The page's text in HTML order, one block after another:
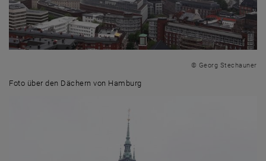
© Georg Stechauner
Foto über den Dächern von Hamburg